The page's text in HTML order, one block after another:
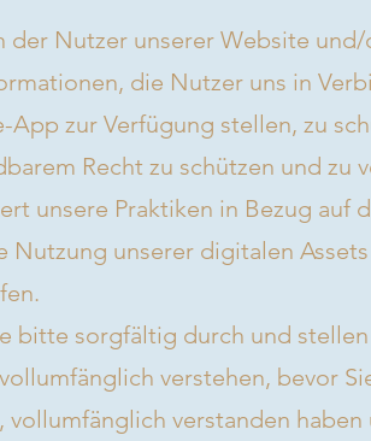
der Nutzer unserer Website
die Nutzer uns in
zur Verfügung stellen, zu
Recht zu schützen und zu
unsere Praktiken in Bezug auf
unserer digitalen
bitte sorgfältig durch und stellen
verstehen, bevor
vollumfänglich verstanden